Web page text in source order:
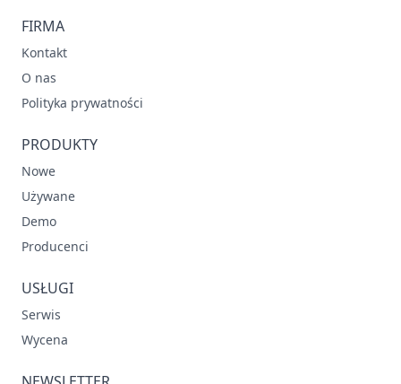
FIRMA
Kontakt
O nas
Polityka prywatności
PRODUKTY
Nowe
Używane
Demo
Producenci
USŁUGI
Serwis
Wycena